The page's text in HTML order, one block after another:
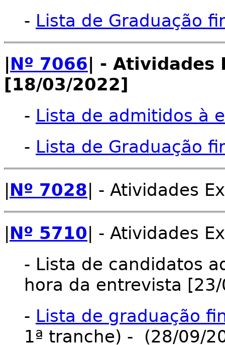
- Lista de Graduação
Nº 7066 | -
[18/03/2022]
- Lista de admitidos à
- Lista de Graduação
Nº 7028 | - Atividades
Nº 5710 | - Atividades
- Lista de candidatos
hora da entrevista
- Lista de graduação
1ª tranche) - (28/09/